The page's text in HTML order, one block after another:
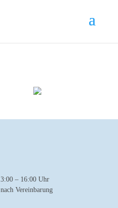
– 16:00 Uhr
Vereinbarung